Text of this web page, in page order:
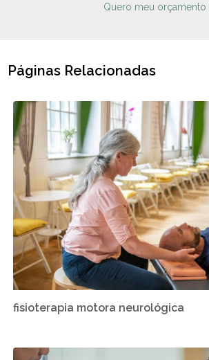
Quero meu orçamento
Páginas Relacionadas
fisioterapia motora neurológica